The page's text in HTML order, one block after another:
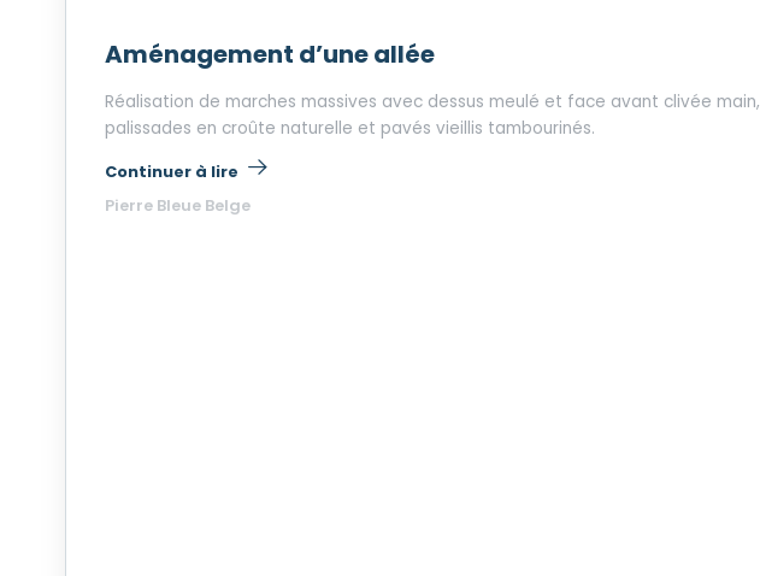
Aménagement d’une allée
Réalisation de marches massives avec dessus meulé et face avant clivée main,
palissades en croûte naturelle et pavés vieillis tambourinés.
Continuer à lire« Aménagement d’une allée »
Pierre Bleue Belge